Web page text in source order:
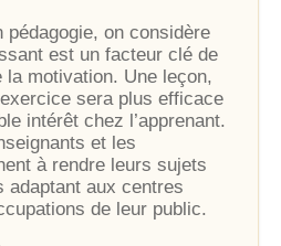
pédagogie, on considère
est un facteur clé de
la motivation. Une leçon,
sera plus efficace
intérêt chez l’apprenant.
et les
à rendre leurs sujets
adaptant aux centres
de leur public.